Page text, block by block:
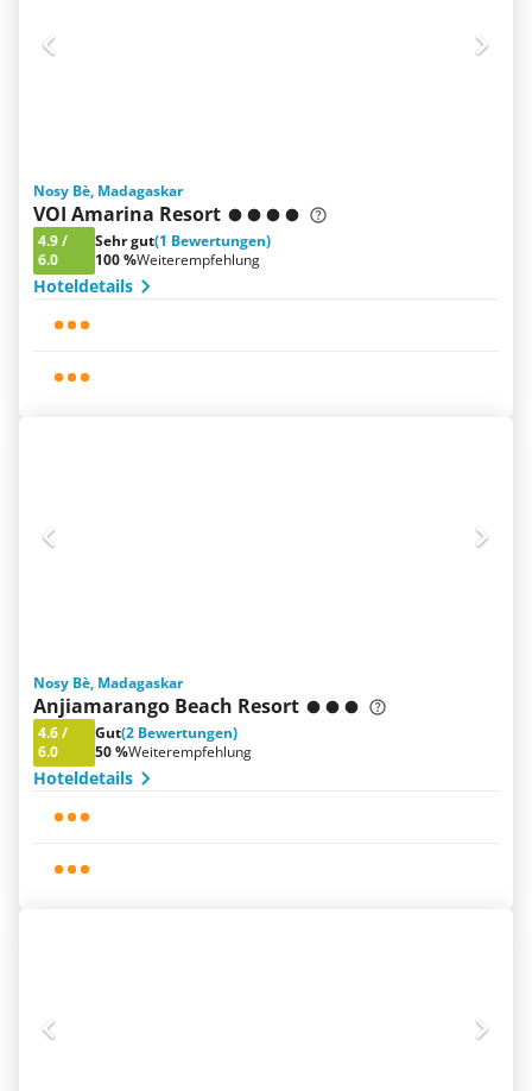
Nosy Bè, Madagaskar
VOI Amarina Resort
4.9/
6.0
Sehr gut(1 Bewertungen)
100 %Weiterempfehlung
Hoteldetails
Nosy Bè, Madagaskar
Anjiamarango Beach Resort
4.6/
6.0
Gut(2 Bewertungen)
50 %Weiterempfehlung
Hoteldetails